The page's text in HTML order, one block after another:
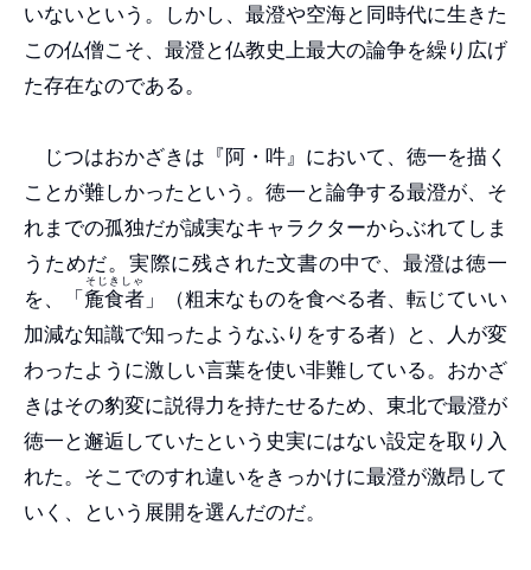
いないという。しかし、最澄や空海と同時代に生きた
この仏僧こそ、最澄と仏教史上最大の論争を繰り広げ
た存在なのである。
じつはおかざきは『阿・吽』において、徳一を描く
ことが難しかったという。徳一と論争する最澄が、そ
れまでの孤独だが誠実なキャラクターからぶれてしま
うためだ。実際に残された文書の中で、最澄は徳一
を、「麁食者
そじきしゃ
」（粗末なものを食べる者、転じていい
加減な知識で知ったようなふりをする者）と、人が変
わったように激しい言葉を使い非難している。おかざ
きはその豹変に説得力を持たせるため、東北で最澄が
徳一と邂逅していたという史実にはない設定を取り入
れた。そこでのすれ違いをきっかけに最澄が激昂して
いく、という展開を選んだのだ。